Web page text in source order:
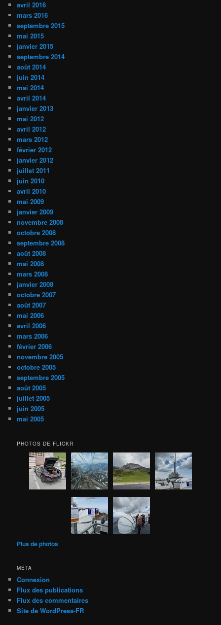
avril 2016
mars 2016
septembre 2015
mai 2015
janvier 2015
septembre 2014
août 2014
juin 2014
mai 2014
avril 2014
janvier 2013
mai 2012
avril 2012
mars 2012
février 2012
janvier 2012
juillet 2011
juin 2010
avril 2010
mai 2009
janvier 2009
novembre 2008
octobre 2008
septembre 2008
août 2008
mai 2008
mars 2008
janvier 2008
octobre 2007
août 2007
mai 2006
avril 2006
mars 2006
février 2006
novembre 2005
octobre 2005
septembre 2005
août 2005
juillet 2005
juin 2005
mai 2005
PHOTOS DE FLICKR
Plus de photos
MÉTA
Connexion
Flux des publications
Flux des commentaires
Site de WordPress-FR